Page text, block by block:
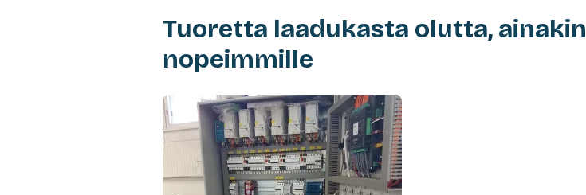
Tuoretta laadukasta olutta, ainakin
nopeimmille